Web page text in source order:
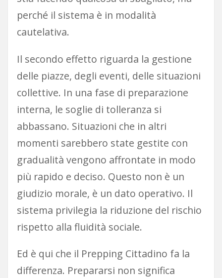
perché il sistema è in modalità
cautelativa.
Il secondo effetto riguarda la gestione
delle piazze, degli eventi, delle situazioni
collettive. In una fase di preparazione
interna, le soglie di tolleranza si
abbassano. Situazioni che in altri
momenti sarebbero state gestite con
gradualità vengono affrontate in modo
più rapido e deciso. Questo non è un
giudizio morale, è un dato operativo. Il
sistema privilegia la riduzione del rischio
rispetto alla fluidità sociale.
Ed è qui che il Prepping Cittadino fa la
differenza. Prepararsi non significa